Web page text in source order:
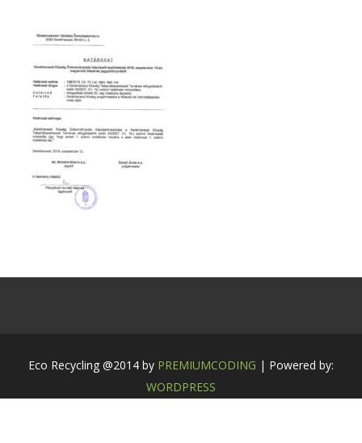
Eco Recycling @2014 by PREMIUMCODING | Powered by:
WORDPRESS